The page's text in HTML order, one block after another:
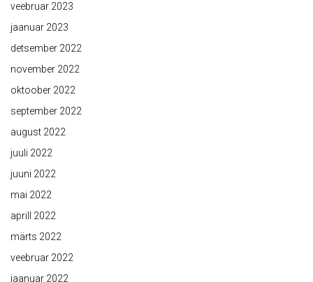
veebruar 2023
jaanuar 2023
detsember 2022
november 2022
oktoober 2022
september 2022
august 2022
juuli 2022
juuni 2022
mai 2022
aprill 2022
märts 2022
veebruar 2022
jaanuar 2022